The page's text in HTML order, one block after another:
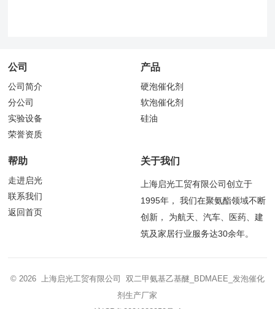
公司
公司简介
分公司
实验设备
荣誉资质
产品
硬泡催化剂
软泡催化剂
硅油
帮助
走进启光
联系我们
返回首页
关于我们
上海启光工贸有限公司创立于
1995年， 我们在聚氨酯领域不断
创新， 为航天、汽车、医药、建
筑及家居行业服务达30余年。
© 2026 上海启光工贸有限公司 双二甲氨基乙基醚_BDMAEE_发泡催化
剂生产厂家